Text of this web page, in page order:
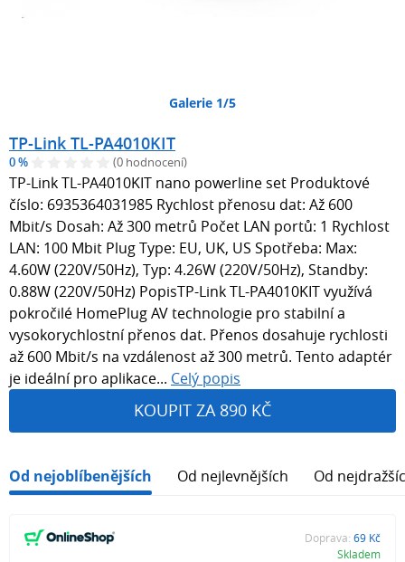
Galerie 1/5
TP-Link TL-PA4010KIT
0 % (0 hodnocení)
TP-Link TL-PA4010KIT nano powerline set Produktové
číslo: 6935364031985 Rychlost přenosu dat: Až 600
Mbit/s Dosah: Až 300 metrů Počet LAN portů: 1 Rychlost
LAN: 100 Mbit Plug Type: EU, UK, US Spotřeba: Max:
4.60W (220V/50Hz), Typ: 4.26W (220V/50Hz), Standby:
0.88W (220V/50Hz) PopisTP-Link TL-PA4010KIT využívá
pokročilé HomePlug AV technologie pro stabilní a
vysokorychlostní přenos dat. Přenos dosahuje rychlosti
až 600 Mbit/s na vzdálenost až 300 metrů. Tento adaptér
je ideální pro aplikace... Celý popis
KOUPIT ZA 890 KČ
Od nejoblíbenějších Od nejlevnějších Od
Doprava: 69 Kč
Skladem